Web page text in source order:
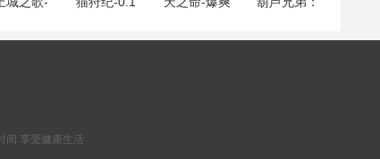
全红将
间 享受健康生活